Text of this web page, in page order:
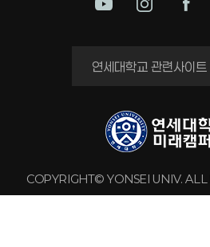
COPYRIGHT© YONSEI UNIV. ALL
연세대학교 관련사이트
미래평생교육원
연구실 안전관리시
세브란스병원
강남세브란스병
용인세브란스병